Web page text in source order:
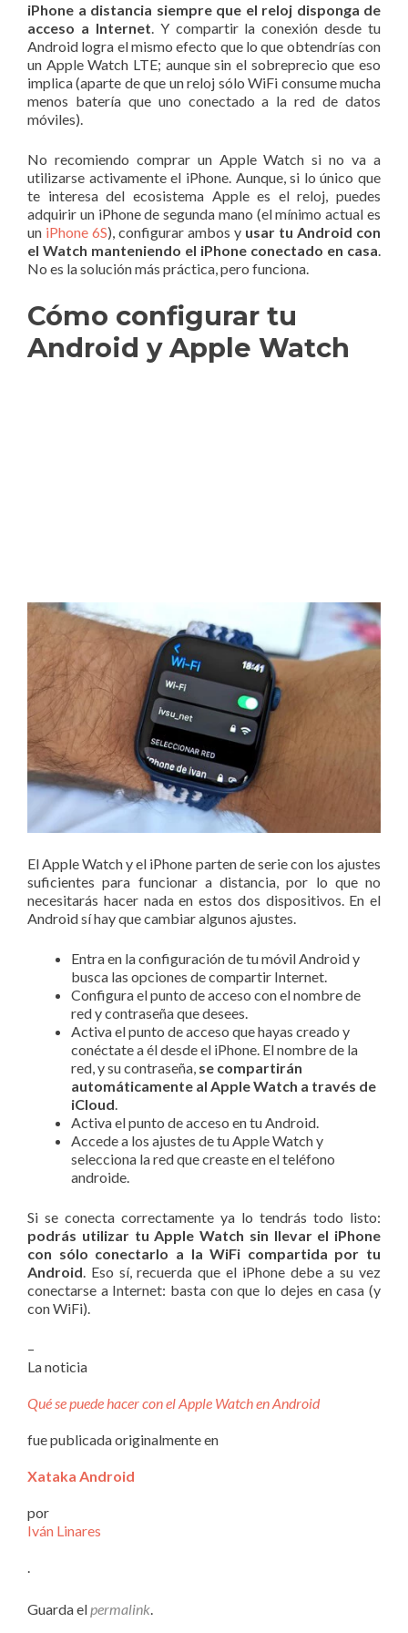
iPhone a distancia siempre que el reloj disponga de
acceso a Internet . Y compartir la conexión desde tu
Android logra el mismo efecto que lo que obtendrías con
un Apple Watch LTE; aunque sin el sobreprecio que eso
implica (aparte de que un reloj sólo WiFi consume mucha
menos batería que uno conectado a la red de datos
móviles).
No recomiendo comprar un Apple Watch si no va a
utilizarse activamente el iPhone. Aunque, si lo único que
te interesa del ecosistema Apple es el reloj, puedes
adquirir un iPhone de segunda mano (el mínimo actual es
un iPhone 6S), configurar ambos y usar tu Android con
el Watch manteniendo el iPhone conectado en casa
No es la solución más práctica, pero funciona.
Cómo configurar tu
Android y Apple Watch
El Apple Watch y el iPhone parten de serie con los ajustes
suficientes para funcionar a distancia, por lo que no
necesitarás hacer nada en estos dos dispositivos. En el
Android sí hay que cambiar algunos ajustes.
Entra en la configuración de tu móvil Android y
busca las opciones de compartir Internet.
Configura el punto de acceso con el nombre de
red y contraseña que desees.
Activa el punto de acceso que hayas creado y
conéctate a él desde el iPhone. El nombre de la
red, y su contraseña, se compartirán
automáticamente al Apple Watch a través de
iCloud.
Activa el punto de acceso en tu Android.
Accede a los ajustes de tu Apple Watch y
selecciona la red que creaste en el teléfono
androide.
Si se conecta correctamente ya lo tendrás todo listo:
podrás utilizar tu Apple Watch sin llevar el iPhone
con sólo conectarlo a la WiFi compartida por tu
Android. Eso sí, recuerda que el iPhone debe a su vez
conectarse a Internet: basta con que lo dejes en casa (y
con WiFi).
–
La noticia
Qué se puede hacer con el Apple Watch en Android
fue publicada originalmente en
Xataka Android
por
Iván Linares
.
Guarda elpermalink.